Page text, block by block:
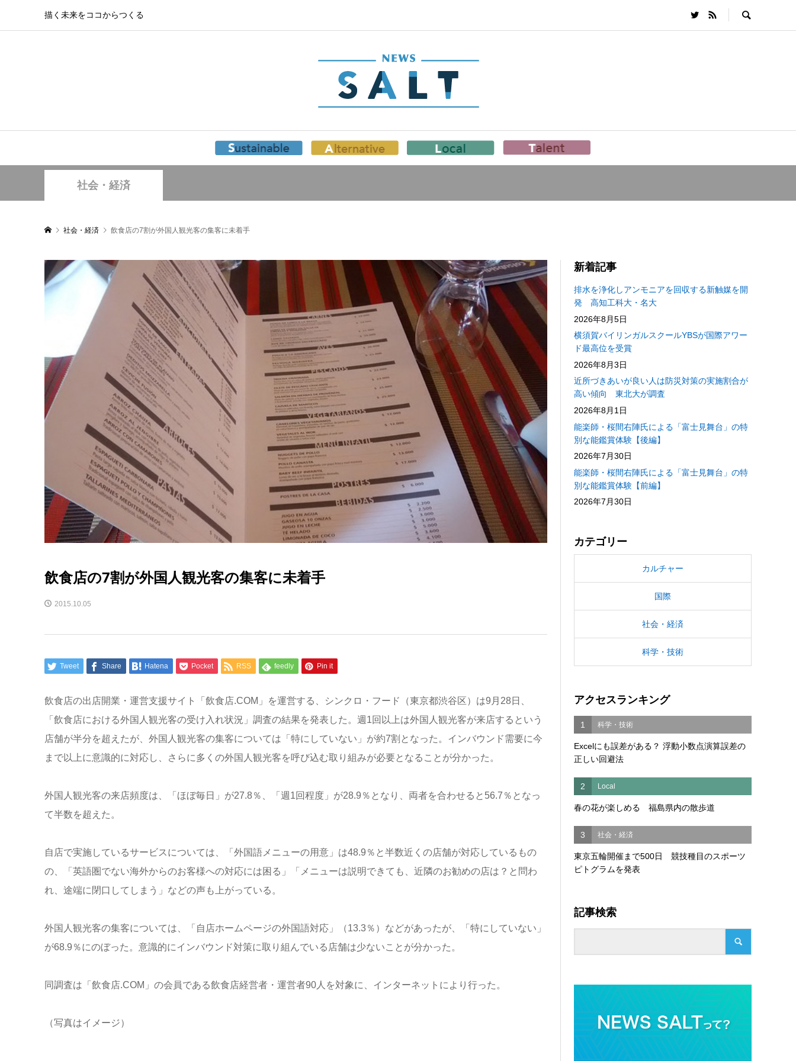
描く未来をココからつくる
社会・経済
社会・経済 飲食店の7割が外国人観光客の集客に未着手
飲食店の7割が外国人観光客の集客に未着手
2015.10.05
Tweet Share Hatena Pocket RSS feedly Pin it
飲食店の出店開業・運営支援サイト「飲食店.COM」を運営する、シンクロ・フード（東京都渋谷区）は9月28日、
「飲食店における外国人観光客の受け入れ状況」調査の結果を発表した。週1回以上は外国人観光客が来店するという
店舗が半分を超えたが、外国人観光客の集客については「特にしていない」が約7割となった。インバウンド需要に今
まで以上に意識的に対応し、さらに多くの外国人観光客を呼び込む取り組みが必要となることが分かった。
外国人観光客の来店頻度は、「ほぼ毎日」が27.8％、「週1回程度」が28.9％となり、両者を合わせると56.7％となっ
て半数を超えた。
自店で実施しているサービスについては、「外国語メニューの用意」は48.9％と半数近くの店舗が対応しているもの
の、「英語圏でない海外からのお客様への対応には困る」「メニューは説明できても、近隣のお勧めの店は？と問わ
れ、途端に閉口してしまう」などの声も上がっている。
外国人観光客の集客については、「自店ホームページの外国語対応」（13.3％）などがあったが、「特にしていない」
が68.9％にのぼった。意識的にインバウンド対策に取り組んでいる店舗は少ないことが分かった。
同調査は「飲食店.COM」の会員である飲食店経営者・運営者90人を対象に、インターネットにより行った。
（写真はイメージ）
新着記事
排水を浄化しアンモニアを回収する新触媒を開
発 高知工科大・名大
2026年8月5日
横須賀バイリンガルスクールYBSが国際アワー
ド最高位を受賞
2026年8月3日
近所づきあいが良い人は防災対策の実施割合が
高い傾向 東北大が調査
2026年8月1日
能楽師・桜間右陣氏による「富士見舞台」の特
別な能鑑賞体験【後編】
2026年7月30日
能楽師・桜間右陣氏による「富士見舞台」の特
別な能鑑賞体験【前編】
2026年7月30日
カテゴリー
カルチャー
国際
社会・経済
科学・技術
アクセスランキング
1 科学・技術
Excelにも誤差がある？ 浮動小数点演算誤差の
正しい回避法
2 Local
春の花が楽しめる 福島県内の散歩道
3 社会・経済
東京五輪開催まで500日 競技種目のスポーツ
ピトグラムを発表
記事検索